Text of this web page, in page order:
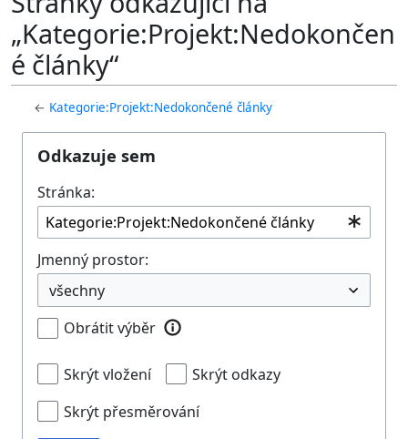
„Kategorie:Projekt:Nedokončen
é články“
← Kategorie:Projekt:Nedokončené články
Odkazuje sem
Stránka:
Jmenný prostor:
Obrátit výběr
Skrýt vložení
Skrýt odkazy
Skrýt přesměrování